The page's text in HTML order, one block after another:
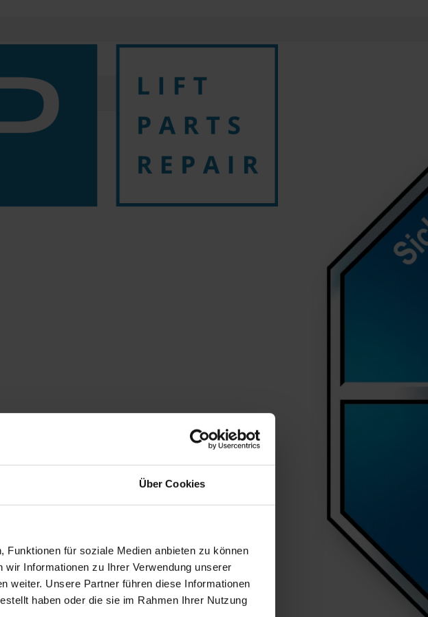
Über Cookies
für soziale Medien anbieten zu können
Informationen zu Ihrer Verwendung unserer
weiter. Unsere Partner führen diese Informationen
haben oder die sie im Rahmen Ihrer Nutzung